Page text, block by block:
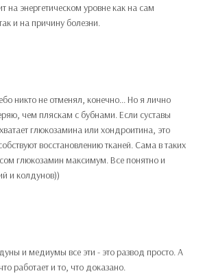
на энергетическом уровне как на сам
и на причину болезни.
никто не отменял, конечно... Но я лично
чем пляскам с бубнами. Если суставы
глюкозамина или хондроитина, это
восстановлению тканей. Сама в таких
глюкозамин максимум. Все понятно и
и колдунов))
и медиумы все эти - это развод просто. А
работает и то, что доказано.